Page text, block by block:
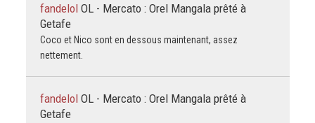
fandelol OL - Mercato : Orel Mangala prêté à
Getafe
Coco et Nico sont en dessous maintenant, assez
nettement.
fandelol OL - Mercato : Orel Mangala prêté à
Getafe